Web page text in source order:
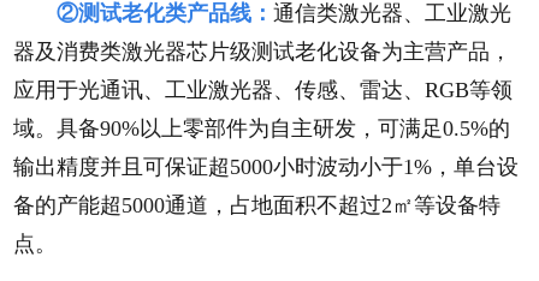
②测试老化类产品线：通信类激光器、工业激光
器及消费类激光器芯片级测试老化设备为主营产品，
应用于光通讯、工业激光器、传感、雷达、RGB等领
域。具备90%以上零部件为自主研发，可满足0.5%的
输出精度并且可保证超5000小时波动小于1%，单台设
备的产能超5000通道，占地面积不超过2㎡等设备特
点。